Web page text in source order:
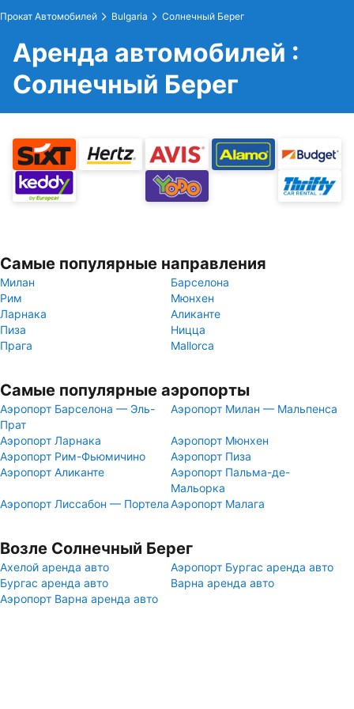
Прокат Автомобилей Bulgaria Солнечный Берег
Аренда автомобилей :
Солнечный Берег
Самые популярные направления
Милан
Барселона
Рим
Мюнхен
Ларнака
Аликанте
Пиза
Ницца
Прага
Mallorca
Самые популярные аэропорты
Аэропорт Барселона — Эль-
Прат
Аэропорт Милан — Мальпенса
Аэропорт Ларнака
Аэропорт Мюнхен
Аэропорт Рим-Фьюмичино
Аэропорт Пиза
Аэропорт Аликанте
Аэропорт Пальма-де-
Мальорка
Аэропорт Лиссабон — ПортелаАэропорт Малага
Возле Солнечный Берег
Ахелой аренда авто
Аэропорт Бургас аренда авто
Бургас аренда авто
Варна аренда авто
Аэропорт Варна аренда авто